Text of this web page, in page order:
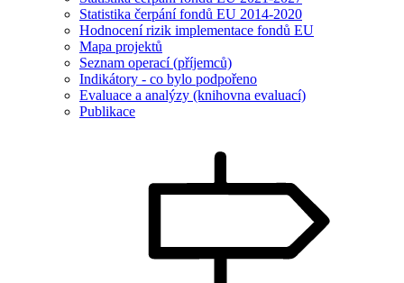
Statistika čerpání fondů EU 2014-2020
Hodnocení rizik implementace fondů EU
Mapa projektů
Seznam operací (příjemců)
Indikátory - co bylo podpořeno
Evaluace a analýzy (knihovna evaluací)
Publikace